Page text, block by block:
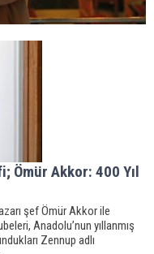
Ömür Akkor: 400 Yıl
şef Ömür Akkor ile
Anadolu’nun yıllanmış
Zennup adlı